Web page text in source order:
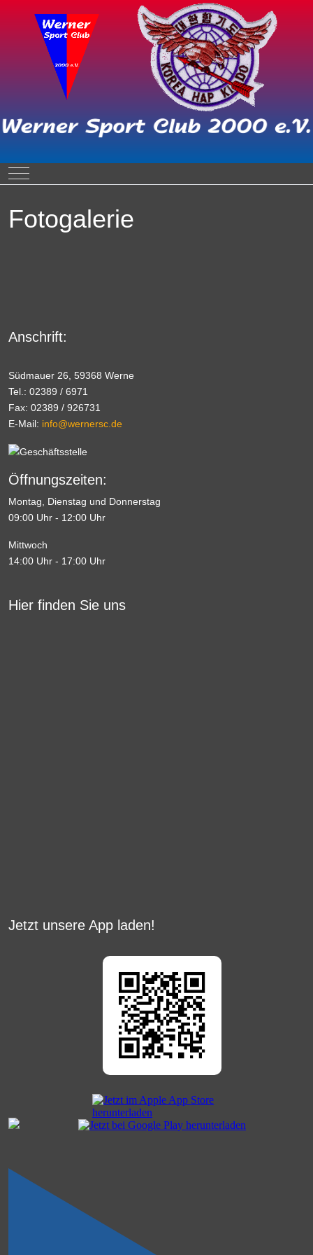
Mobile Menu Toggle
Fotogalerie
Anschrift:
Südmauer 26, 59368 Werne
Tel.: 02389 / 6971
Fax: 02389 / 926731
E-Mail: info@wernersc.de
Öffnungszeiten:
Montag, Dienstag und Donnerstag
09:00 Uhr - 12:00 Uhr
Mittwoch
14:00 Uhr - 17:00 Uhr
Hier finden Sie uns
Jetzt unsere App laden!